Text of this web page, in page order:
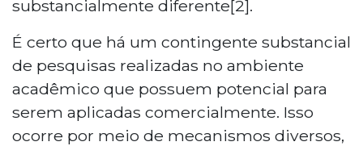
substancialmente diferente[2].
É certo que há um contingente substancial
de pesquisas realizadas no ambiente
acadêmico que possuem potencial para
serem aplicadas comercialmente. Isso
ocorre por meio de mecanismos diversos,